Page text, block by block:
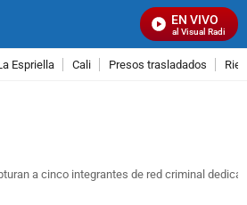
EN VIVO
Señal Visual Radio
Espriella Cali Presos trasladados
a cinco integrantes de red criminal